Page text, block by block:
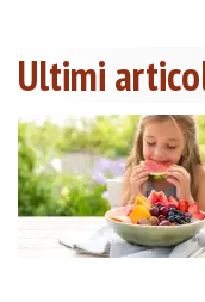
Ultimi